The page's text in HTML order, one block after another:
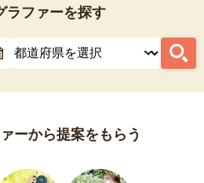
ラファーを探す
ーから提案をもらう